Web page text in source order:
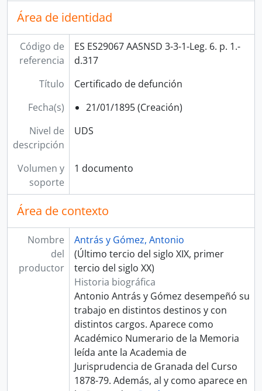
Área de identidad
Código de
referencia
ES ES29067 AASNSD 3-3-1-Leg. 6. p. 1.-
d.317
Título
Certificado de defunción
Fecha(s)
21/01/1895 (Creación)
Nivel de
descripción
UDS
Volumen y
soporte
1 documento
Área de contexto
Nombre
del
productor
Antrás y Gómez, Antonio
(Último tercio del siglo XIX, primer
tercio del siglo XX)
Historia biográfica
Antonio Antrás y Gómez desempeñó su
trabajo en distintos destinos y con
distintos cargos. Aparece como
Académico Numerario de la Memoria
leída ante la Academia de
Jurisprudencia de Granada del Curso
1878-79. Además, al y como aparece en